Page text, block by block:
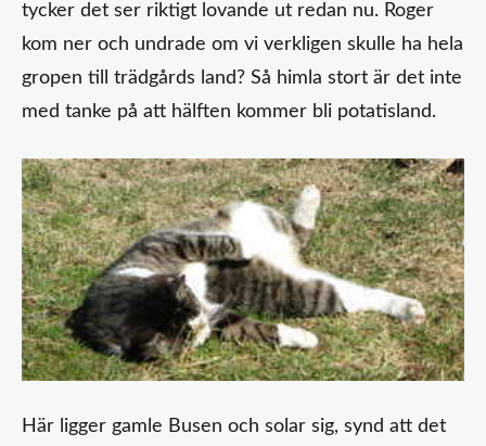
tycker det ser riktigt lovande ut redan nu. Roger
kom ner och undrade om vi verkligen skulle ha hela
gropen till trädgårds land? Så himla stort är det inte
med tanke på att hälften kommer bli potatisland.
Här ligger gamle Busen och solar sig, synd att det